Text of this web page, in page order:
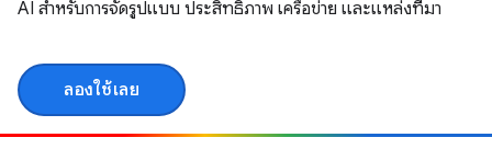
AI สําหรับการจัดรูปแบบ ประสิทธิภาพ เครือข่าย และแหล่งที่มา
ลองใช้เลย